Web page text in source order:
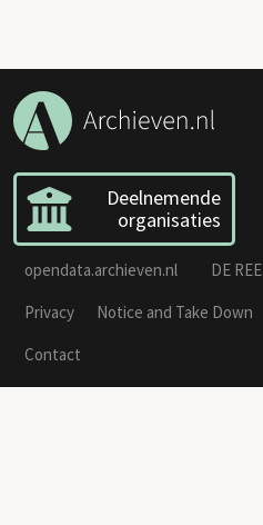
Deelnemende
organisaties
opendata.archieven.nl DE REE
Privacy
Notice and Take Down
Contact